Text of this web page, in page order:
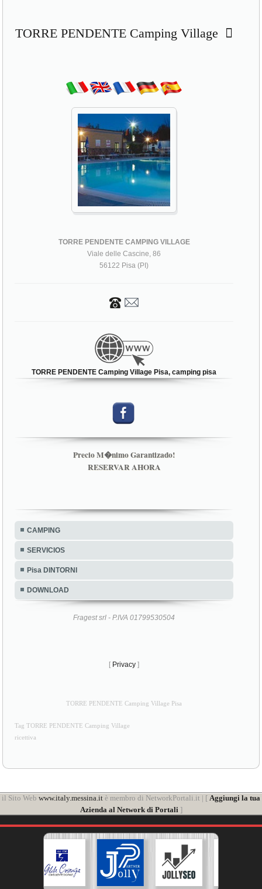
TORRE PENDENTE Camping Village
TORRE PENDENTE CAMPING VILLAGE
Viale delle Cascine, 86
56122 Pisa (PI)
TORRE PENDENTE Camping Village Pisa, camping pisa
Precio M�nimo Garantizado!
RESERVAR AHORA
CAMPING
SERVICIOS
Pisa DINTORNI
DOWNLOAD
Fragest srl - P.IVA 01799530504
[ Privacy ]
TORRE PENDENTE Camping Village Pisa
Tag TORRE PENDENTE Camping Village
ricettiva
il Sito Web www.italy.messina.it è membro di NetworkPortali.it | [ Aggiungi la tua
Azienda al Network di Portali]